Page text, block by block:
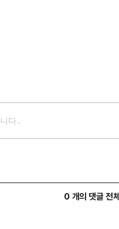
0 개의 댓글 전